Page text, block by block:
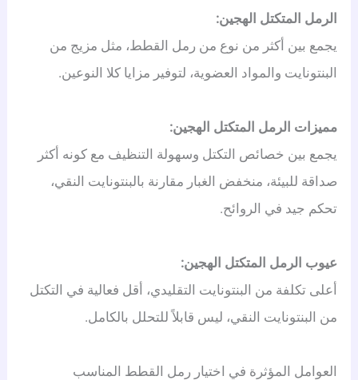
الرمل المتكتل الهجين:
يجمع بين أكثر من نوع من رمل القطط، مثل مزيج من
البنتونايت والمواد العضوية، لتوفير مزايا كلا النوعين.
مميزات الرمل المتكتل الهجين:
يجمع بين خصائص التكتل وسهولة التنظيف مع كونه أكثر
صداقة للبيئة، منخفض الغبار مقارنة بالبنتونايت النقي،
تحكم جيد في الروائح.
عيوب الرمل المتكتل الهجين:
أعلى تكلفة من البنتونايت التقليدي، أقل فعالية في التكتل
من البنتونايت النقي، ليس قابلاً للتحلل بالكامل.
العوامل المؤثرة في اختيار رمل القطط المناسب